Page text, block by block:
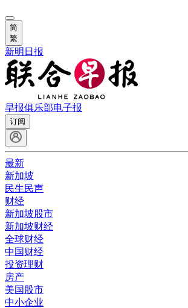
简
繁
新明日报
早报俱乐部电子报
订阅
最新
新加坡
民生民声
财经
新加坡股市
新加坡财经
全球财经
中国财经
投资理财
房产
美国股市
中小企业